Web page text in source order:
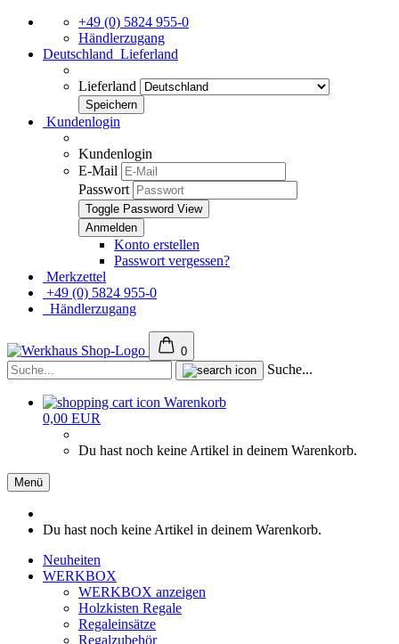
+49 (0) 5824 955-0
Händlerzugang
Deutschland Lieferland
Lieferland
Kundenlogin
Kundenlogin
E-Mail
Passwort
Toggle Password View
Konto erstellen
Passwort vergessen?
Merkzettel
+49 (0) 5824 955-0
Händlerzugang
0
Suche...
Warenkorb
0,00 EUR
Du hast noch keine Artikel in deinem Warenkorb.
Menü
Du hast noch keine Artikel in deinem Warenkorb.
Neuheiten
WERKBOX
WERKBOX anzeigen
Holzkisten Regale
Regaleinsätze
Regalzubehör